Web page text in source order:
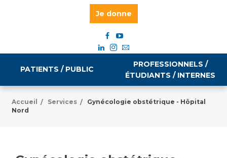
Je donne
PATIENTS / PUBLIC
PROFESSIONNELS /
ÉTUDIANTS / INTERNES
Emploi / formation
Accueil / Services /
Gynécologie obstétrique - Hôpital
Nord